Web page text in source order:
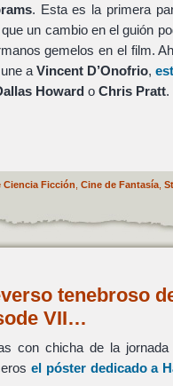
. Esta es la primera
un cambio en el guión
gemelos en el film.
aVincent D’Onofrio,
Howardo Chris Pratt.
Ciencia Ficción Cine de Fantasía,
tenebroso
VII…
con chicha de la
el póster dedicado a